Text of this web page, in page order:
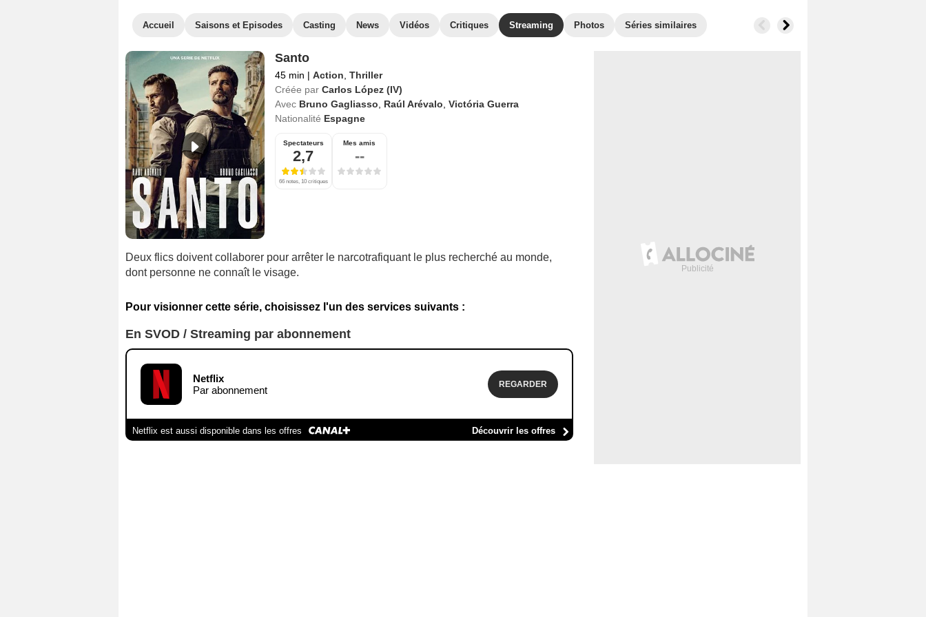
Accueil Saisons et Episodes Casting News Vidéos Critiques Streaming Photos Séries similaires
Santo
45 min | Action Thriller
Créée par Carlos López (IV)
Avec Bruno Gagliasso Raúl Arévalo Victória Guerra
Nationalité Espagne
Spectateurs
2,7
66 notes, 10 critiques
Mes amis
--
Deux flics doivent collaborer pour arrêter le narcotrafiquant le plus recherché au monde,
dont personne ne connaît le visage.
Pour visionner cette série, choisissez l'un des services suivants :
En SVOD / Streaming par abonnement
Netflix
Par abonnement
REGARDER
Netflix est aussi disponible dans les offres Découvrir les offres